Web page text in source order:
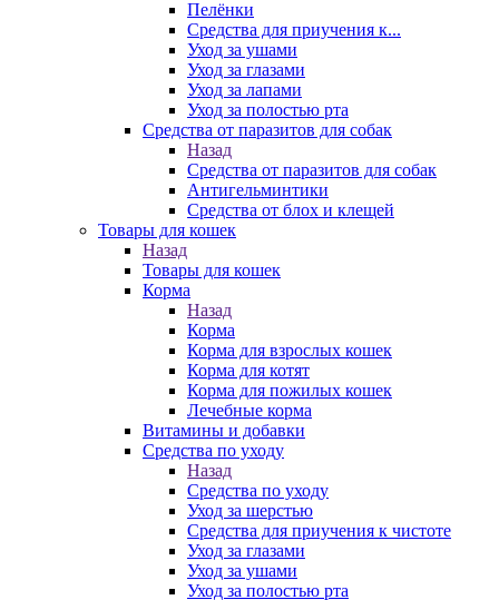
Пелёнки
Средства для приучения к...
Уход за ушами
Уход за глазами
Уход за лапами
Уход за полостью рта
Средства от паразитов для собак
Назад
Средства от паразитов для собак
Антигельминтики
Средства от блох и клещей
Товары для кошек
Назад
Товары для кошек
Корма
Назад
Корма
Корма для взрослых кошек
Корма для котят
Корма для пожилых кошек
Лечебные корма
Витамины и добавки
Средства по уходу
Назад
Средства по уходу
Уход за шерстью
Средства для приучения к чистоте
Уход за глазами
Уход за ушами
Уход за полостью рта